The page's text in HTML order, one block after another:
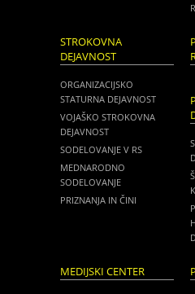
STROKOVNA
DEJAVNOST
ORGANIZACIJSKO
STATURNA DEJAVNOST
VOJAŠKO STROKOVNA
DEJAVNOST
SODELOVANJE V RS
MEDNARODNO
SODELOVANJE
PRIZNANJA IN ČINI
MEDIJSKI CENTER